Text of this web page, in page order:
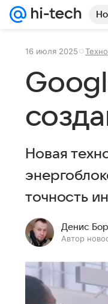
16 июля 2025
Новая
точность
Денис
Автор